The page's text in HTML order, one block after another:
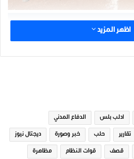
اظهر المزيد
ادلب بلس الدفاع المدني
تقارير حلب خبر وصورة ديجتال نيوز
قصف قوات النظام مظاهرة